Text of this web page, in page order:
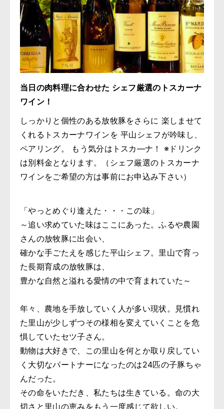
当日の肉料理に合わせた シェフ厳選のトスカーナ
ワイン！
しっかりと個性のある放牧豚をさらに 楽しませて
くれるトスカーナワインを 平山シェフが吟味し、
ペアリング。 もう気分はトスカ―ナ！ ※ドリンク
は別料金となります。（シェフ厳選のトスカーナ
ワインをご希望の方は事前にお申込み下さい）
「やっとめぐり逢えた・・・この味」
～追い求めていた味はここにあった。ふるや農園
さんの放牧豚に出会い、
確かな手ごたえを感じた平山シェフ。里山で育っ
た長期育成の放牧豚は、
豊かな自然と溢れる愛情の中で育まれていた～
年々、農地を手放していく人が多い現状。見慣れ
た里山が少しずつその様相を変えていくことを危
惧していたセツ子さん。
動物は大好きで、この里山を何とか取り戻してい
く大切なパートナーになったのは24匹の子豚ちゃ
んだった。
その命をいただき、私たちは生きている。命の大
切さと里山の恵みをもう一度感じて欲しい。